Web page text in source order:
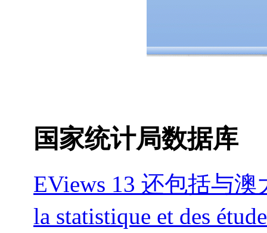
国家统计局数据库
EViews 13 还包括与
la statistique et des